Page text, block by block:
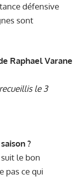
défensive
sont
Raphael Varane
le 3
?
le bon
pas ce qui